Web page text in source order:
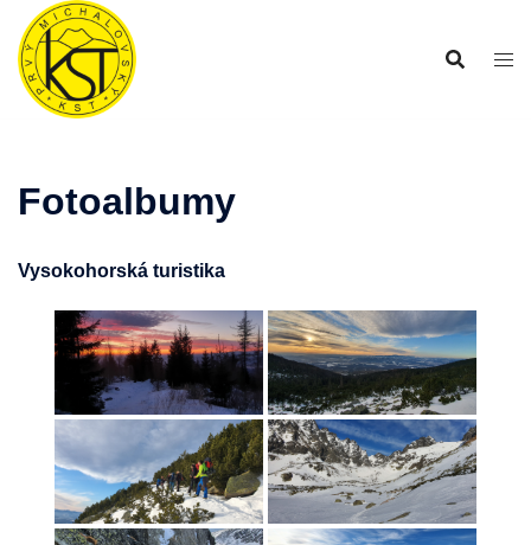
Preskočiť
obsah
Fotoalbumy
Vysokohorská turistika